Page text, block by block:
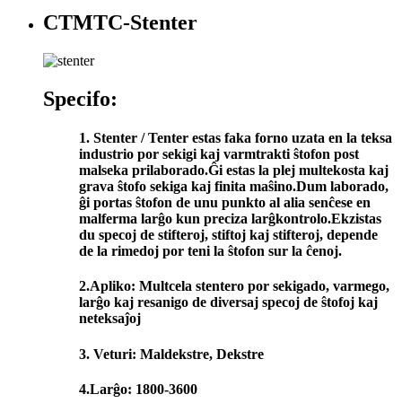
CTMTC-Stenter
Specifo:
1. Stenter / Tenter estas faka forno uzata en la teksa
industrio por sekigi kaj varmtrakti ŝtofon post
malseka prilaborado.Ĝi estas la plej multekosta kaj
grava ŝtofo sekiga kaj finita maŝino.Dum laborado,
ĝi portas ŝtofon de unu punkto al alia senĉese en
malferma larĝo kun preciza larĝkontrolo.Ekzistas
du specoj de stifteroj, stiftoj kaj stifteroj, depende
de la rimedoj por teni la ŝtofon sur la ĉenoj.
2.Apliko: Multcela stentero por sekigado, varmego,
larĝo kaj resanigo de diversaj specoj de ŝtofoj kaj
neteksaĵoj
3. Veturi: Maldekstre, Dekstre
4.Larĝo: 1800-3600